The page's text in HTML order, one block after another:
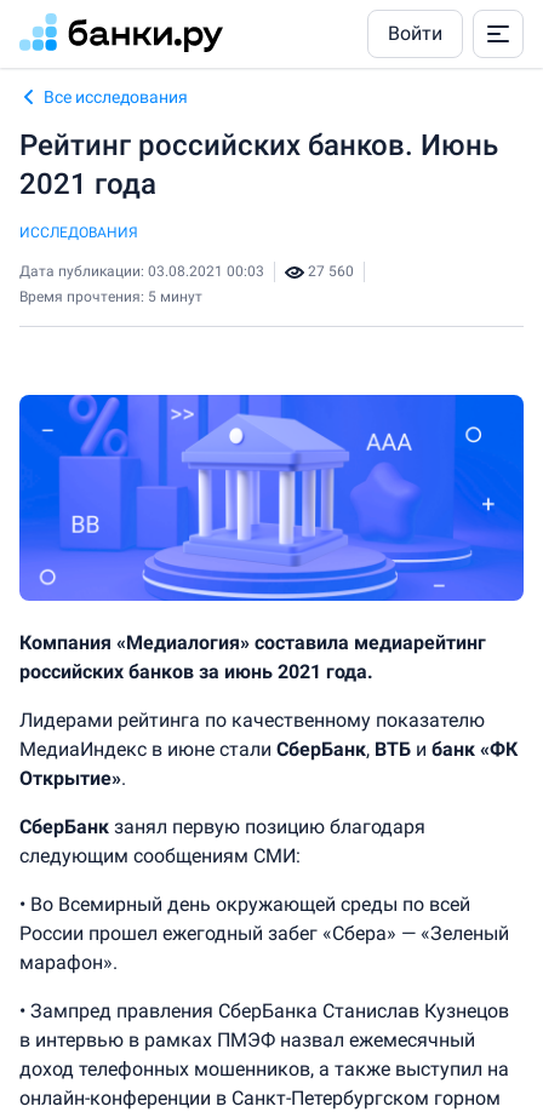
Войти
Все исследования
Рейтинг российских банков. Июнь
2021 года
ИССЛЕДОВАНИЯ
Дата публикации: 03.08.2021 00:03
27 560
Время прочтения: 5 минут
Компания «Медиалогия» составила медиарейтинг
российских банков за июнь 2021 года.
Лидерами рейтинга по качественному показателю
МедиаИндекс в июне стали СберБанк, ВТБ и банк «ФК
Открытие».
СберБанк занял первую позицию благодаря
следующим сообщениям СМИ:
• Во Всемирный день окружающей среды по всей
России прошел ежегодный забег «Сбера» — «Зеленый
марафон».
• Зампред правления СберБанка Станислав Кузнецов
в интервью в рамках ПМЭФ назвал ежемесячный
доход телефонных мошенников, а также выступил на
онлайн-конференции в Санкт-Петербургском горном